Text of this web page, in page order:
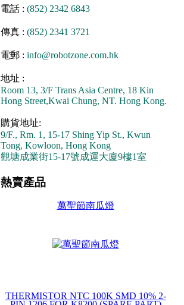
電話 : (852) 2342 6843
傳真 : (852) 2341 3721
電郵 : info@robotzone.com.hk
地址 :
Room 13, 3/F Trans Asia Centre, 18 Kin
Hong Street,Kwai Chung, NT. Hong Kong.
購貨地址:
9/F., Rm. 1, 15-17 Shing Yip St., Kwun
Tong, Kowloon, Hong Kong
觀塘成業街15-17號成運大廈9樓1室
熱賣產品
萬聖節南瓜燈
THERMISTOR NTC 100K SMD 10% 2-